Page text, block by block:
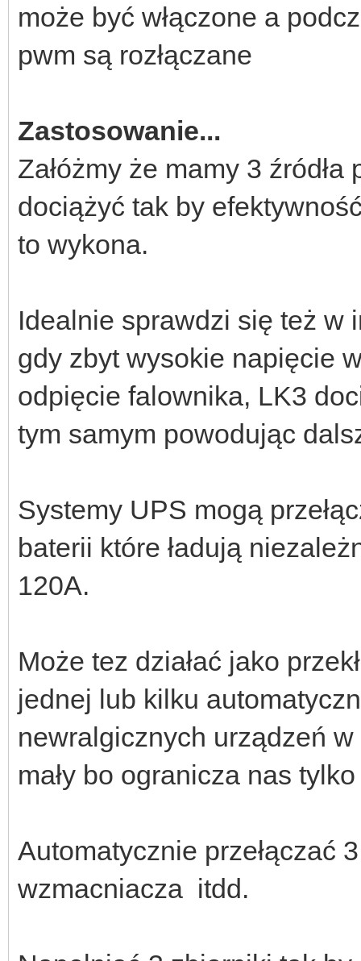
może być włączone a
pwm są rozłączane
Zastosowanie...
Załóżmy że mamy 3
dociążyć tak by
to wykona.
Idealnie sprawdzi się też w
gdy zbyt wysokie napięcie
odpięcie falownika, LK3
tym samym powodując
Systemy UPS mogą
baterii które ładują
120A.
Może tez działać jako
jednej lub kilku
newralgicznych urządzeń
mały bo ogranicza nas
Automatycznie przełączać
wzmacniacza itdd.